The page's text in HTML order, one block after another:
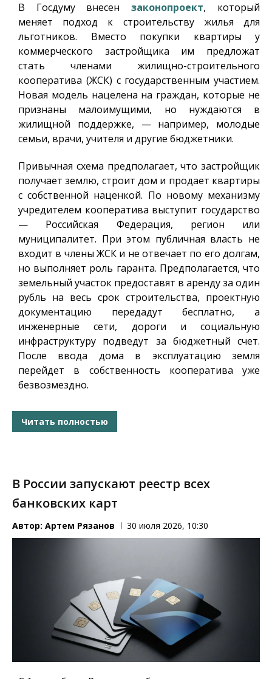
В Госдуму внесен законопроект, который
меняет подход к строительству жилья для
льготников. Вместо покупки квартиры у
коммерческого застройщика им предложат
стать членами жилищно-строительного
кооператива (ЖСК) с государственным участием.
Новая модель нацелена на граждан, которые не
признаны малоимущими, но нуждаются в
жилищной поддержке, — например, молодые
семьи, врачи, учителя и другие бюджетники.
Привычная схема предполагает, что застройщик
получает землю, строит дом и продает квартиры
с собственной наценкой. По новому механизму
учредителем кооператива выступит государство
— Российская Федерация, регион или
муниципалитет. При этом публичная власть не
входит в члены ЖСК и не отвечает по его долгам,
но выполняет роль гаранта. Предполагается, что
земельный участок предоставят в аренду за один
рубль на весь срок строительства, проектную
документацию передадут бесплатно, а
инженерные сети, дороги и социальную
инфраструктуру подведут за бюджетный счет.
После ввода дома в эксплуатацию земля
перейдет в собственность кооператива уже
безвозмездно.
Читать полностью
В России запускают реестр всех
банковских карт
Автор: Артем Рязанов 30 июля 2026, 10:30